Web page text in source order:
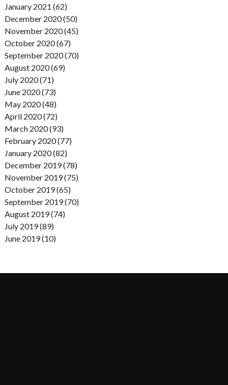
January 2021 (62)
December 2020 (50)
November 2020 (45)
October 2020 (67)
September 2020 (70)
August 2020 (69)
July 2020 (71)
June 2020 (73)
May 2020 (48)
April 2020 (72)
March 2020 (93)
February 2020 (77)
January 2020 (82)
December 2019 (78)
November 2019 (75)
October 2019 (65)
September 2019 (70)
August 2019 (74)
July 2019 (89)
June 2019 (10)